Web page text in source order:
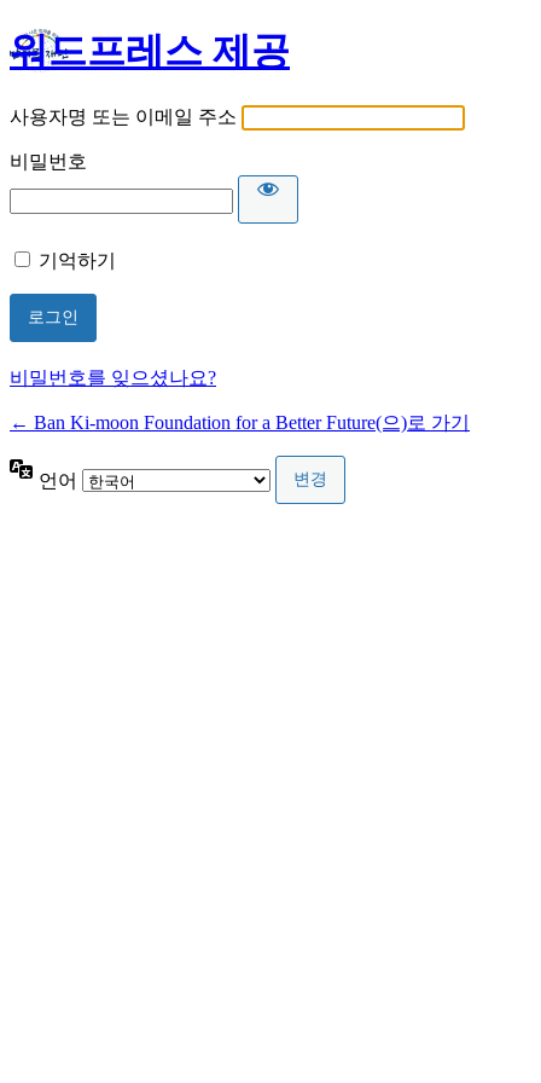
워드프레스 제공
사용자명 또는 이메일 주소
비밀번호
기억하기
비밀번호를 잊으셨나요?
← Ban Ki-moon Foundation for a Better Future(으)로 가기
언어